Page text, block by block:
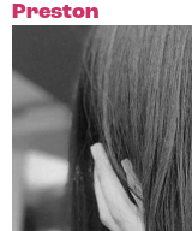
Preston